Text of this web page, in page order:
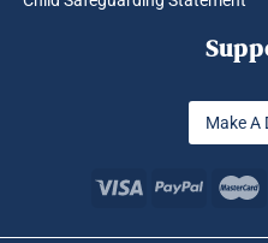
Make A